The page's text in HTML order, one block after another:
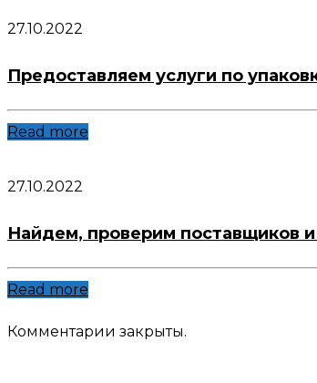
27.10.2022
Предоставляем услуги по
Read more
27.10.2022
Найдем, проверим поставщиков и
Read more
Комментарии закрыты.